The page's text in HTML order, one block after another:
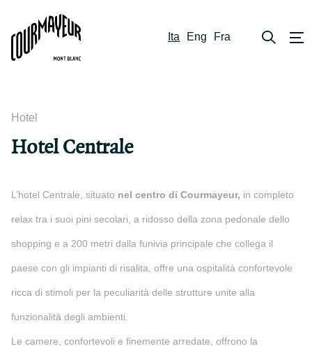
Ita Eng Fra
Hotel
Hotel Centrale
L’hotel Centrale, situato nel centro di Courmayeur, in completo
relax tra i suoi pini secolari, a ridosso della zona pedonale dello
shopping e a 200 metri dalla funivia principale che collega il
paese con gli impianti di risalita, offre una ospitalità confortevole
ricca di stimoli per la peculiarità delle strutture unite alla
funzionalità degli ambienti.
Le camere, confortevoli e finemente arredate, offrono la